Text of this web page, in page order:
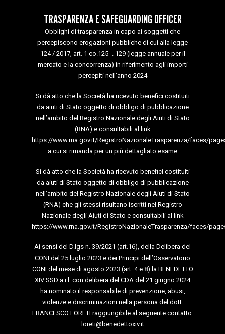
TRASPARENZA E SAFEGUARDING OFFICER
Obblighi di trasparenza in capo ai soggetti che
percepiscono erogazioni pubbliche di cui alla legge
124 / 2017, art. 1 co.125 -. 129 (legge annuale per il
mercato e la concorrenza) in riferimento agli importi
percepiti nell’anno 2024
Si dà atto che la Società ha ricevuto benefici costituiti
da aiuti di Stato oggetto di obbligo di pubblicazione
nell’ambito del Registro Nazionale degli Aiuti di Stato
(RNA) e consultabili al link
https://www.rna.gov.it/RegistroNazionaleTrasparenza/faces/
a cui si rimanda per un più dettagliato esame
Si dà atto che la Società ha ricevuto benefici costituiti
da aiuti di Stato oggetto di obbligo di pubblicazione
nell’ambito del Registro Nazionale degli Aiuti di Stato
(RNA) che gli stessi risultano iscritti nel Registro
Nazionale degli Aiuti di Stato e consultabili al link
https://www.rna.gov.it/RegistroNazionaleTrasparenza/faces/
Ai sensi del D.lgs n. 39/2021 (art.16), della Delibera del
CONI del 25 luglio 2023 e dei Principi dell’Osservatorio
CONI del mese di agosto 2023 (art. 4 e 8) la BENEDETTO
XIV SSD a r.l. con delibera del CDA del 21 giugno 2024
ha nominato il responsabile di prevenzione, abusi,
violenze e discriminazioni nella persona del dott.
FRANCESCO LORETI raggiungibile al seguente contatto:
loreti@benedettoxiv.it